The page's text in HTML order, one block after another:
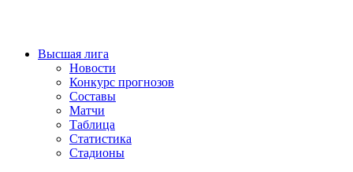
Высшая лига
Новости
Конкурс прогнозов
Составы
Матчи
Таблица
Статистика
Стадионы